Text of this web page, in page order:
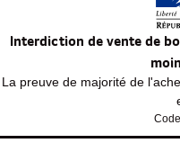
Interdiction de vente de
La preuve de majorité de